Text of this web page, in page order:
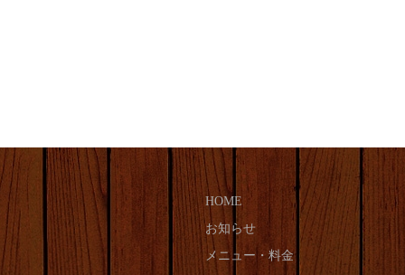
HOME
お知らせ
メニュー・料金